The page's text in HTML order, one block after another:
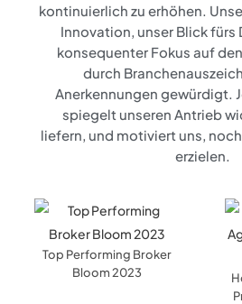
kontinuierlich zu erhöhen.
Innovation, unser Blick fürs
konsequenter Fokus auf
durch
Anerkennungen gewürdigt.
spiegelt unseren Antrieb
liefern, und motiviert uns,
erzielen.
Top Performing Broker
Bloom 2023